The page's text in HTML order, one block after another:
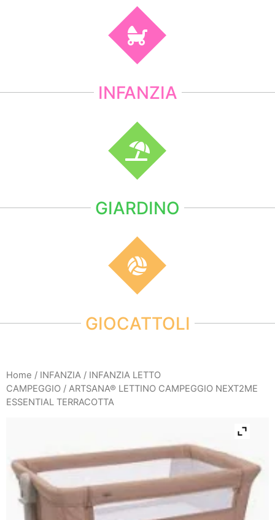
INFANZIA
GIARDINO
GIOCATTOLI
Home / INFANZIA / INFANZIA LETTO
CAMPEGGIO / ARTSANA® LETTINO CAMPEGGIO NEXT2ME
ESSENTIAL TERRACOTTA